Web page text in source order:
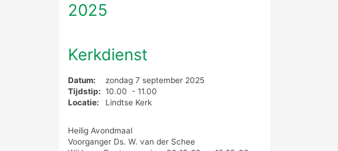
2025
Kerkdienst
Datum:
zondag 7 september 2025
Tijdstip: 10.00 - 11.00
Locatie:
Lindtse Kerk
Heilig Avondmaal
Voorganger Ds. W. van der Schee